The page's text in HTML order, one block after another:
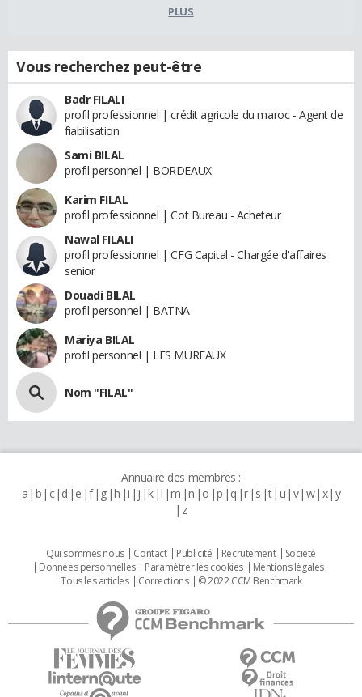
PLUS
Vous recherchez peut-être
Badr FILALI
profil professionnel | crédit agricole du maroc - Agent de
fiabilisation
Sami BILAL
profil personnel | BORDEAUX
Karim FILAL
profil professionnel | Cot Bureau - Acheteur
Nawal FILALI
profil professionnel | CFG Capital - Chargée d'affaires
senior
Douadi BILAL
profil personnel | BATNA
Mariya BILAL
profil personnel | LES MUREAUX
Nom "FILAL"
Annuaire des membres :
a b c d e f g h i j k l m n o p q r s t u v w x y
z
Qui sommes nous Contact Publicité Recrutement
Societé
Données personnelles
Paramétrer les cookies
Mentions légales
Tous les articles
Corrections © 2022 CCM Benchmark